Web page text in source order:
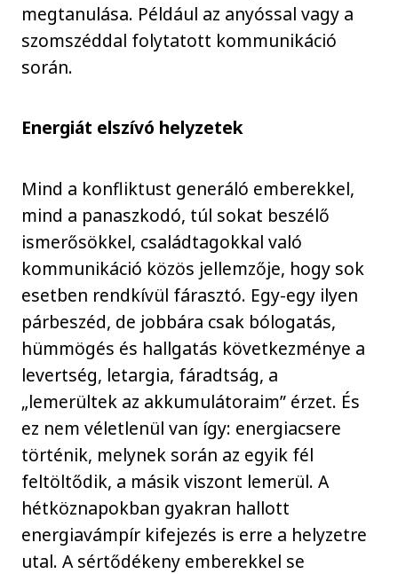
megtanulása. Például az anyóssal vagy a
szomszéddal folytatott kommunikáció
során.
Energiát elszívó helyzetek
Mind a konfliktust generáló emberekkel,
mind a panaszkodó, túl sokat beszélő
ismerősökkel, családtagokkal való
kommunikáció közös jellemzője, hogy sok
esetben rendkívül fárasztó. Egy-egy ilyen
párbeszéd, de jobbára csak bólogatás,
hümmögés és hallgatás következménye a
levertség, letargia, fáradtság, a
„lemerültek az akkumulátoraim” érzet. És
ez nem véletlenül van így: energiacsere
történik, melynek során az egyik fél
feltöltődik, a másik viszont lemerül. A
hétköznapokban gyakran hallott
energiavámpír kifejezés is erre a helyzetre
utal. A sértődékeny emberekkel se